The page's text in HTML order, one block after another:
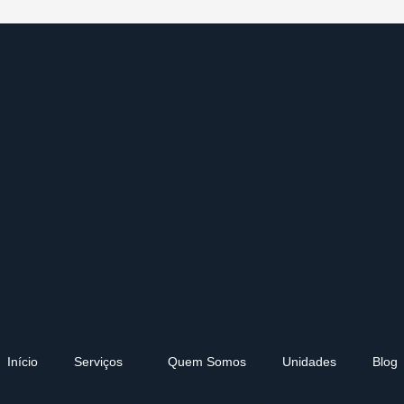
Início Serviços Quem Somos Unidades Blog